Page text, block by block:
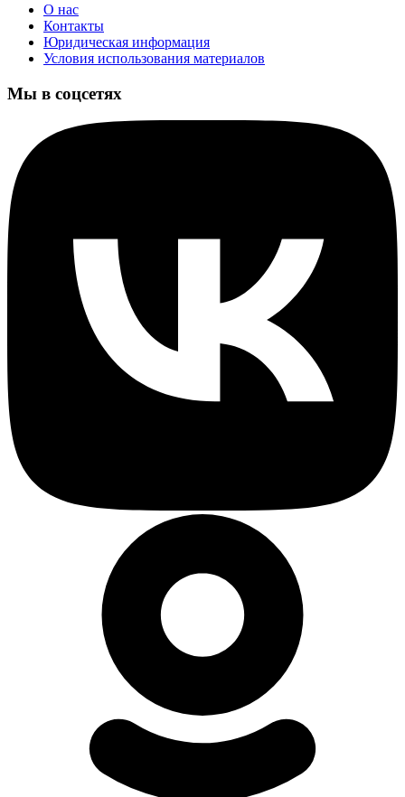
О нас
Контакты
Юридическая информация
Условия использования материалов
Мы в соцсетях